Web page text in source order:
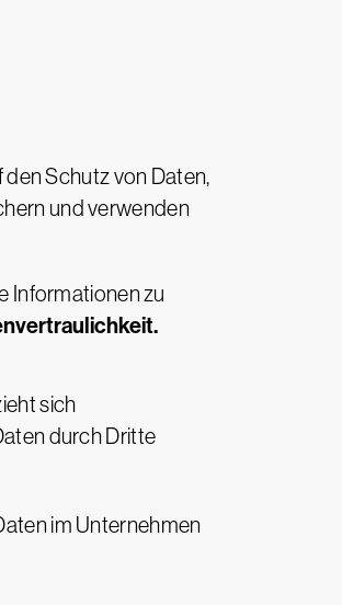
Schutz von Daten,
und verwenden
Informationen zu
sich
durch Dritte
im Unternehmen